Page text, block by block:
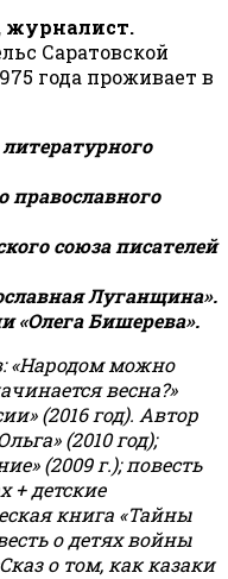
журналист.
Саратовской
года проживает в
православного
союза писателей
Луганщина».
«Олега Бишерева».
«Народом можно
весна?»
(2016 год). Автор
(2010 год);
(2009 г.); повесть
+ детские
книга «Тайны
о детях войны
о том, как казаки